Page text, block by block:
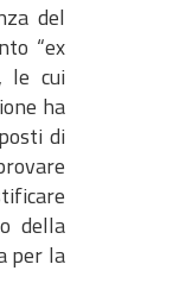
del
“ex
le cui
ha
di
della
per la